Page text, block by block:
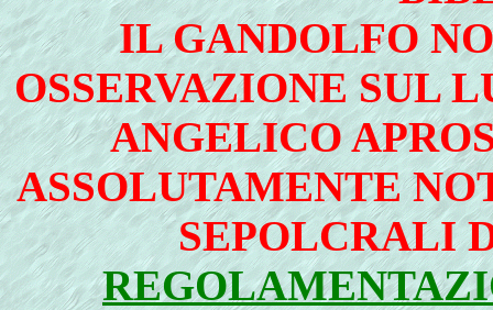
IL GANDOLFO
OSSERVAZIONE SUL
ANGELICO
ASSOLUTAMENTE
SEPOLCRALI